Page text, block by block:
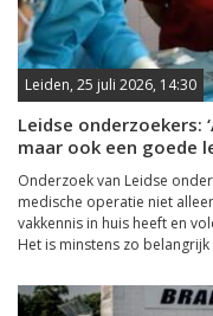
Leiden, 25 juli 2026, 14:30
Leidse onderzoekers:
maar ook een goede
Onderzoek van Leidse
medische operatie niet
vakkennis in huis heeft en
Het is minstens zo